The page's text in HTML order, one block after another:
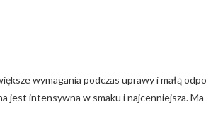
wymagania podczas uprawy i małą
jest intensywna w smaku i najcenniejsza. Ma